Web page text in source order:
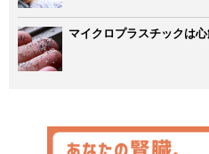
マイクロプラスチックは